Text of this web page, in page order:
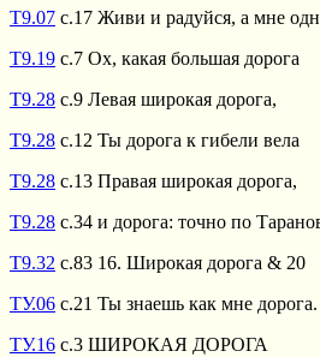
Т9.07 с.17 Живи и радуйся, а мне
Т9.19 с.7 Ох, какая большая дорога
Т9.28 с.9 Левая широкая дорога,
Т9.28 с.12 Ты дорога к гибели вела
Т9.28 с.13 Правая широкая дорога,
Т9.28 с.34 и дорога: точно по
Т9.32 с.83 16. Широкая дорога & 20
ТУ.06 с.21 Ты знаешь как мне дорога.
ТУ.16 с.3 ШИРОКАЯ ДОРОГА